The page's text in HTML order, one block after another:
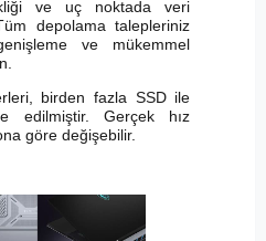
ve uç noktada veri
depolama talepleriniz
ve mükemmel
birden fazla SSD ile
edilmiştir. Gerçek hız
göre değişebilir.